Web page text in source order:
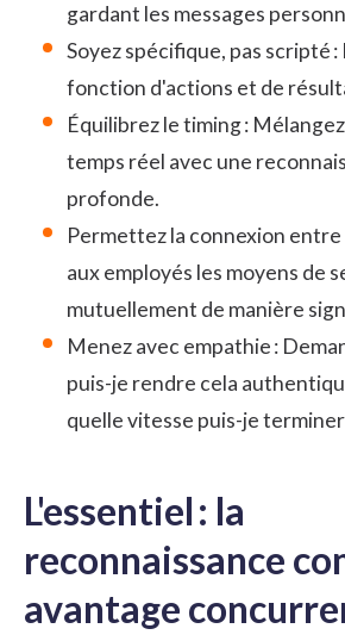
gardant les messages
Soyez spécifique, pas scripté
fonction d'actions et de
Équilibrez le timing :
temps réel avec une
profonde.
Permettez la connexion entre
aux employés les moyens de
mutuellement de manière
Menez avec empathie :
puis-je rendre cela
quelle vitesse puis-je terminer
L'essentiel : la
reconnaissance
avantage